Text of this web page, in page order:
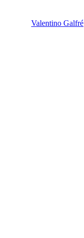
Valentino Galfré